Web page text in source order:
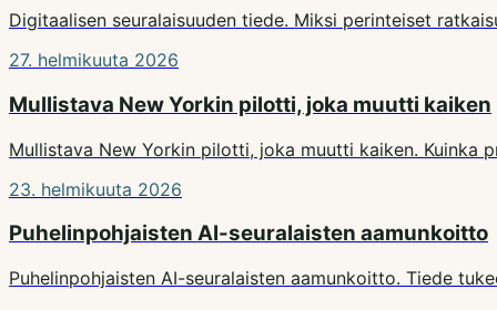
Digitaalisen seuralaisuuden tiede. Miksi perinteiset
27. helmikuuta 2026
Mullistava New Yorkin pilotti, joka muutti kaiken
Mullistava New Yorkin pilotti, joka muutti kaiken. Kuinka
23. helmikuuta 2026
Puhelinpohjaisten AI-seuralaisten aamunkoitto
Puhelinpohjaisten AI-seuralaisten aamunkoitto. Tiede